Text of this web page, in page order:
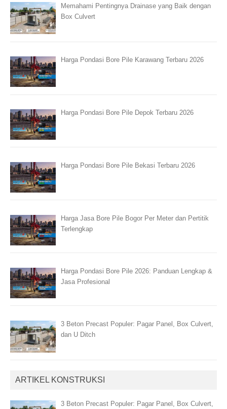
Memahami Pentingnya Drainase yang Baik dengan
Box Culvert
Harga Pondasi Bore Pile Karawang Terbaru 2026
Harga Pondasi Bore Pile Depok Terbaru 2026
Harga Pondasi Bore Pile Bekasi Terbaru 2026
Harga Jasa Bore Pile Bogor Per Meter dan Pertitik
Terlengkap
Harga Pondasi Bore Pile 2026: Panduan Lengkap &
Jasa Profesional
3 Beton Precast Populer: Pagar Panel, Box Culvert,
dan U Ditch
ARTIKEL KONSTRUKSI
3 Beton Precast Populer: Pagar Panel, Box Culvert,